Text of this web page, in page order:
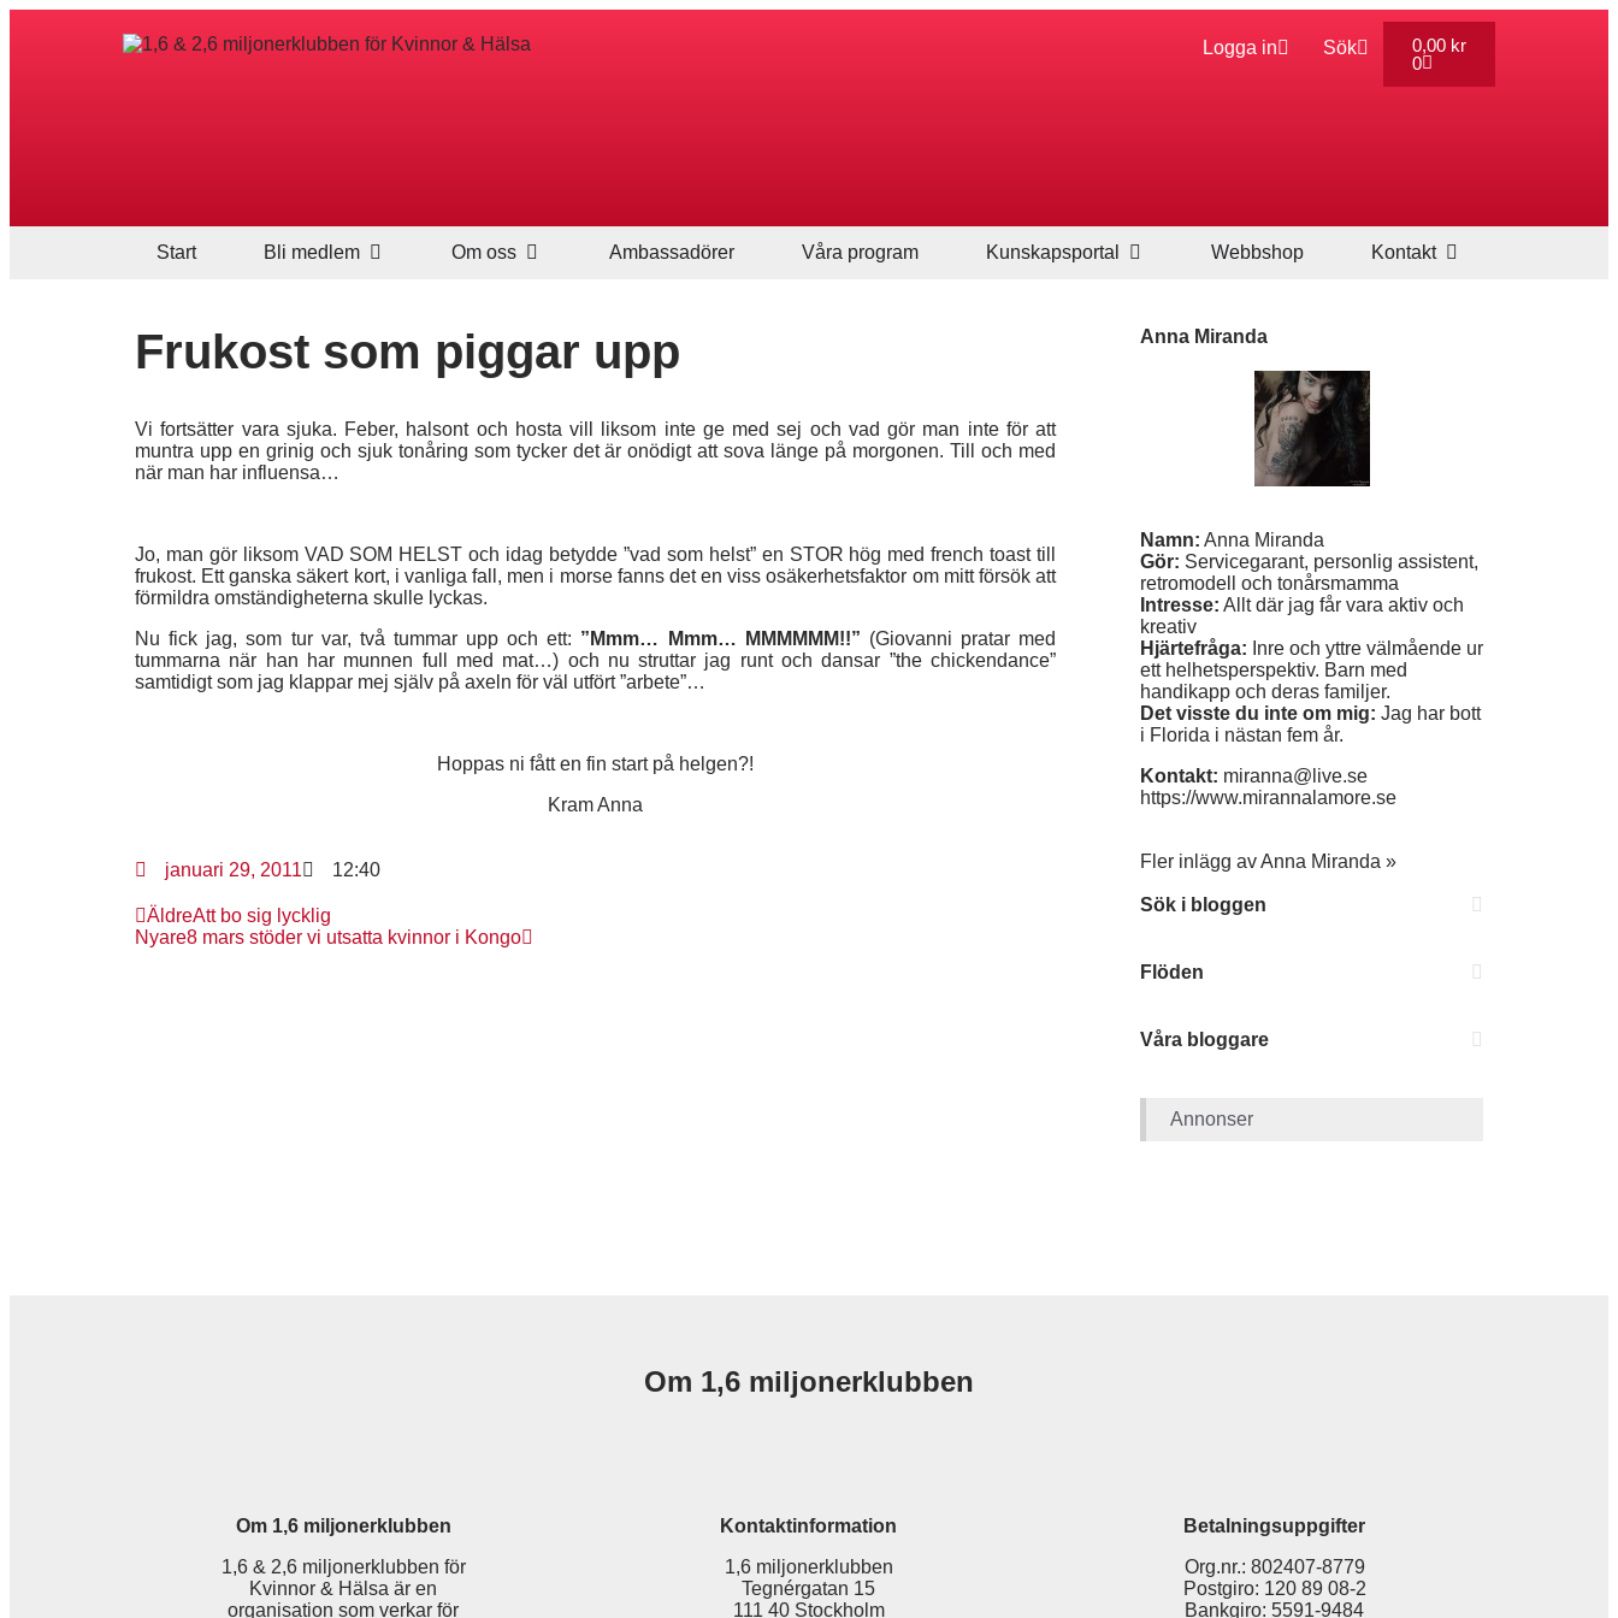
Logga in Sök 0,00 kr
0
Start Bli medlem Om oss Ambassadörer Våra program Kunskapsportal Webbshop Kontakt
Frukost som piggar upp
Vi fortsätter vara sjuka. Feber, halsont och hosta vill liksom inte ge med sej och vad gör man inte för att
muntra upp en grinig och sjuk tonåring som tycker det är onödigt att sova länge på morgonen. Till och med
när man har influensa…
Jo, man gör liksom VAD SOM HELST och idag betydde ”vad som helst” en STOR hög med french toast till
frukost. Ett ganska säkert kort, i vanliga fall, men i morse fanns det en viss osäkerhetsfaktor om mitt försök att
förmildra omständigheterna skulle lyckas.
Nu fick jag, som tur var, två tummar upp och ett: ”Mmm… Mmm… MMMMMM!!” (Giovanni pratar med
tummarna när han har munnen full med mat…) och nu struttar jag runt och dansar ”the chickendance”
samtidigt som jag klappar mej själv på axeln för väl utfört ”arbete”…
Hoppas ni fått en fin start på helgen?!
Kram Anna
januari 29, 2011 12:40
ÄldreAtt bo sig lycklig
Nyare8 mars stöder vi utsatta kvinnor i Kongo
Anna Miranda
Namn: Anna Miranda
Gör: Servicegarant, personlig assistent,
retromodell och tonårsmamma
Intresse: Allt där jag får vara aktiv och
kreativ
Hjärtefråga: Inre och yttre välmående ur
ett helhetsperspektiv. Barn med
handikapp och deras familjer.
Det visste du inte om mig: Jag har bott
i Florida i nästan fem år.
Kontakt: miranna@live.se
https://www.mirannalamore.se
Fler inlägg av Anna Miranda »
Sök i bloggen
Flöden
Våra bloggare
Annonser
Om 1,6 miljonerklubben
Om 1,6 miljonerklubben
1,6 & 2,6 miljonerklubben för
Kvinnor & Hälsa är en
organisation som verkar för
Kontaktinformation
1,6 miljonerklubben
Tegnérgatan 15
111 40 Stockholm
Betalningsuppgifter
Org.nr.: 802407-8779
Postgiro: 120 89 08-2
Bankgiro: 5591-9484